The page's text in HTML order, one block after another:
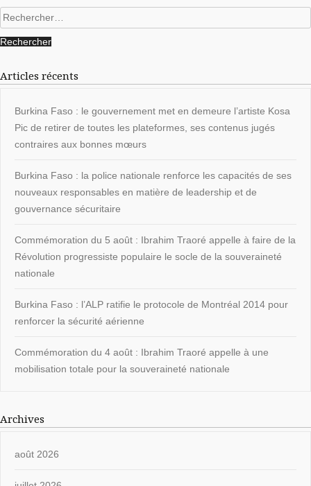
Rechercher :
Articles récents
Burkina Faso : le gouvernement met en demeure l’artiste Kosa
Pic de retirer de toutes les plateformes, ses contenus jugés
contraires aux bonnes mœurs
Burkina Faso : la police nationale renforce les capacités de ses
nouveaux responsables en matière de leadership et de
gouvernance sécuritaire
Commémoration du 5 août : Ibrahim Traoré appelle à faire de la
Révolution progressiste populaire le socle de la souveraineté
nationale
Burkina Faso : l’ALP ratifie le protocole de Montréal 2014 pour
renforcer la sécurité aérienne
Commémoration du 4 août : Ibrahim Traoré appelle à une
mobilisation totale pour la souveraineté nationale
Archives
août 2026